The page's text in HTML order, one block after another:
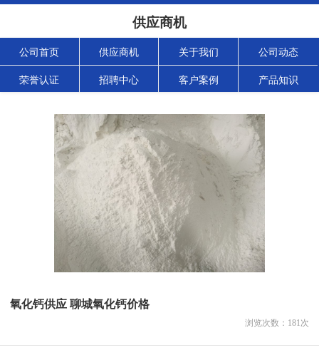
供应商机
公司首页 供应商机 关于我们 公司动态
荣誉认证 招聘中心 客户案例 产品知识
氧化钙供应 聊城氧化钙价格
浏览次数： 181次